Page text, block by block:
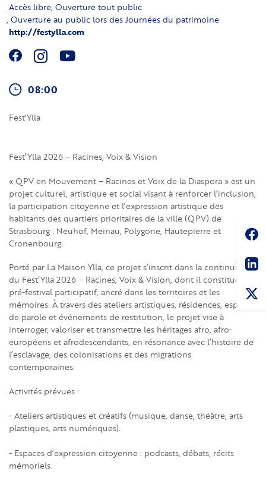
Accès libre Ouverture tout public
Ouverture au public lors des Journées du patrimoine
http://festylla.com
08:00
Fest'Ylla
Fest’Ylla 2026 – Racines, Voix & Vision
« QPV en Mouvement – Racines et Voix de la Diaspora » est un
projet culturel, artistique et social visant à renforcer l’inclusion,
la participation citoyenne et l’expression artistique des
habitants des quartiers prioritaires de la ville (QPV) de
Strasbourg : Neuhof, Meinau, Polygone, Hautepierre et
Cronenbourg.
Porté par La Maison Ylla, ce projet s’inscrit dans la continuité
du Fest’Ylla 2026 – Racines, Voix & Vision, dont il constitue un
pré-festival participatif, ancré dans les territoires et les
mémoires. À travers des ateliers artistiques, résidences, espaces
de parole et événements de restitution, le projet vise à
interroger, valoriser et transmettre les héritages afro, afro-
européens et afrodescendants, en résonance avec l’histoire de
l’esclavage, des colonisations et des migrations
contemporaines.
Activités prévues :
- Ateliers artistiques et créatifs (musique, danse, théâtre, arts
plastiques, arts numériques).
- Espaces d’expression citoyenne : podcasts, débats, récits
mémoriels.